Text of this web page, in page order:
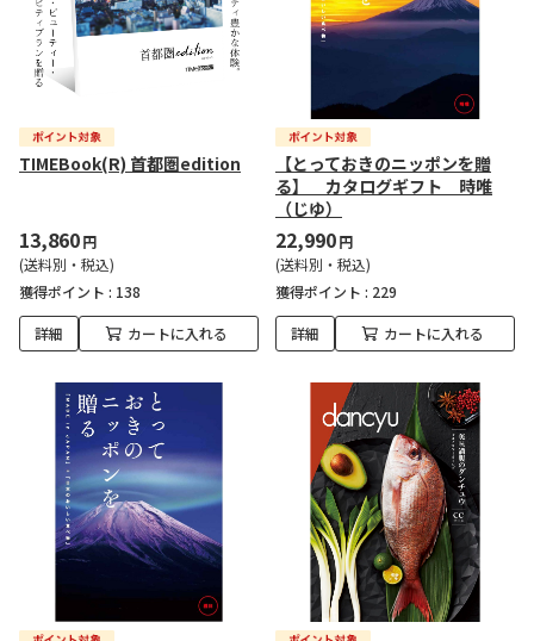
TIMEBook(R) 首都圏edition
13,860円
(送料別・税込)
獲得ポイント : 138
詳細 カートに入れる
【とっておきのニッポンを贈
る】 カタログギフト 時唯
（じゆ）
22,990円
(送料別・税込)
獲得ポイント : 229
詳細 カートに入れる